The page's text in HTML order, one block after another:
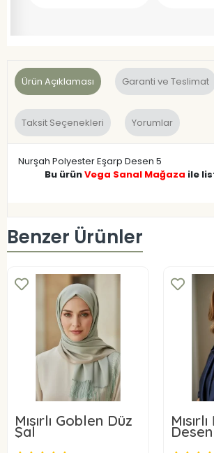
Ürün Açıklaması Garanti ve Teslimat
Taksit Seçenekleri Yorumlar
Nurşah Polyester Eşarp Desen 5
Bu ürünVega Sanal Mağaza ile
Benzer Ürünler
Mısırlı Goblen Düz
Şal